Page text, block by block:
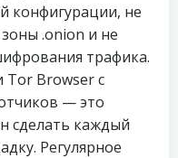
конфигурации, не
.onion и не
трафика.
Tor Browser с
— это
сделать каждый
Регулярное